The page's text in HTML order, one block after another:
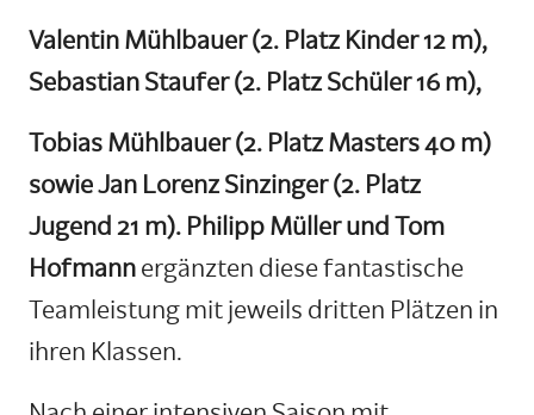
Valentin Mühlbauer (2. Platz Kinder 12 m),
Sebastian Staufer (2. Platz Schüler 16 m),
Tobias Mühlbauer (2. Platz Masters 40 m)
sowie Jan Lorenz Sinzinger (2. Platz
Jugend 21 m). Philipp Müller und Tom
Hofmann ergänzten diese fantastische
Teamleistung mit jeweils dritten Plätzen in
ihren Klassen.